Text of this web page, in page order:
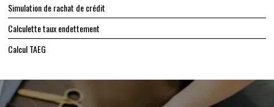
Simulation de rachat de crédit
Calculette taux endettement
Calcul TAEG